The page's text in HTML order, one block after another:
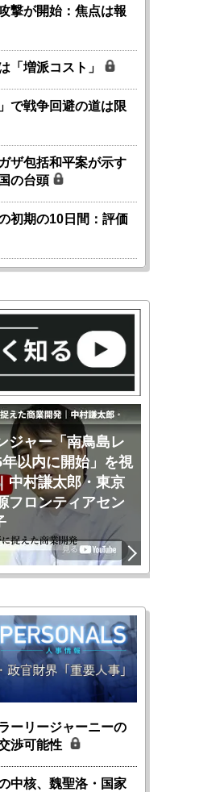
撃が開始：焦点は報
「増派コスト」
で戦争回避の道は限
ザ包括和平案が示す
の台頭
初期の10日間：評価
ジャー「南鳥島レ
以内に開始」を視
中村謙太郎・東京
フロンティアセン
ーリージャーニーの
渉可能性
中核、魏聖洛・国家